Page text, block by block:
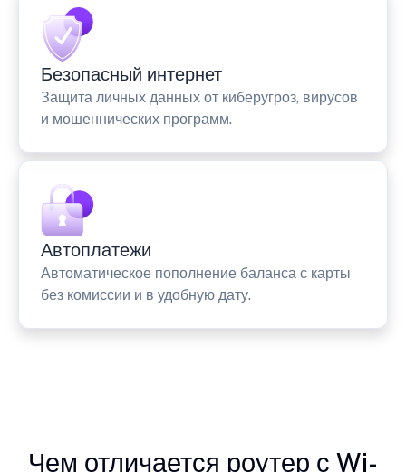
Безопасный интернет
Защита личных данных от киберугроз, вирусов
и мошеннических программ.
Автоплатежи
Автоматическое пополнение баланса с карты
без комиссии и в удобную дату.
Чем отличается роутер с Wi-